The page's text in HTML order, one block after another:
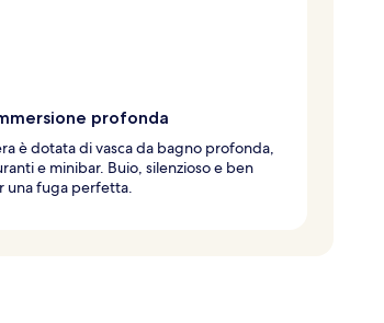
profonda
è dotata di vasca da bagno profonda,
e minibar. Buio, silenzioso e ben
una fuga perfetta.